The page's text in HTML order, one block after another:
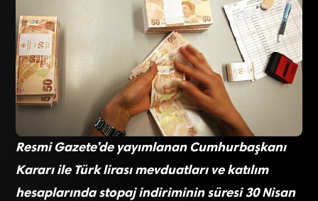
Resmi Gazete’de yayımlanan Cumhurbaşkanı
Kararı ile Türk lirası mevduatları ve katılım
hesaplarında stopaj indiriminin süresi 30 Nisan